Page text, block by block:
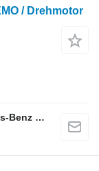
/ Drehmotor
Stefan Ebert GmbH - Autorisierter Mercedes-Benz Servicepartner